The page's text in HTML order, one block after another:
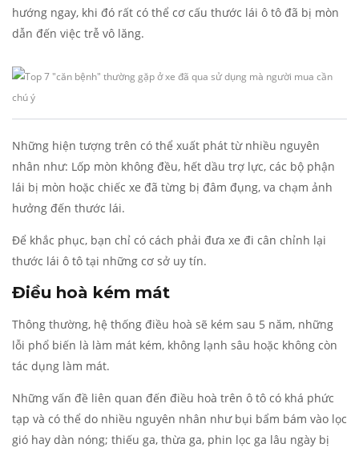
hướng ngay, khi đó rất có thể cơ cấu thước lái ô tô đã bị mòn
dẫn đến việc trễ vô lăng.
Những hiện tượng trên có thể xuất phát từ nhiều nguyên
nhân như: Lốp mòn không đều, hết dầu trợ lực, các bộ phận
lái bị mòn hoặc chiếc xe đã từng bị đâm đụng, va chạm ảnh
hưởng đến thước lái.
Để khắc phục, bạn chỉ có cách phải đưa xe đi cân chỉnh lại
thước lái ô tô tại những cơ sở uy tín.
Điều hoà kém mát
Thông thường, hệ thống điều hoà sẽ kém sau 5 năm, những
lỗi phổ biến là làm mát kém, không lạnh sâu hoặc không còn
tác dụng làm mát.
Những vấn đề liên quan đến điều hoà trên ô tô có khá phức
tạp và có thể do nhiều nguyên nhân như bụi bẩm bám vào lọc
gió hay dàn nóng; thiếu ga, thừa ga, phin lọc ga lâu ngày bị